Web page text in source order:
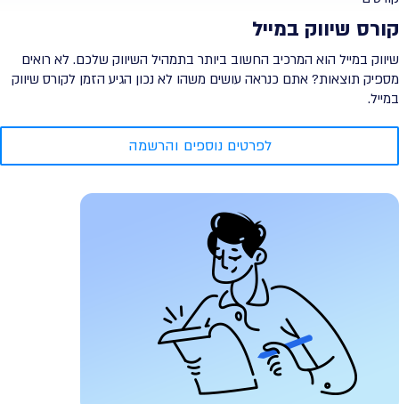
קורס שיווק במייל
שיווק במייל הוא המרכיב החשוב ביותר בתמהיל השיווק שלכם. לא רואים
מספיק תוצאות? אתם כנראה עושים משהו לא נכון הגיע הזמן לקורס שיווק
במייל.
לפרטים נוספים והרשמה